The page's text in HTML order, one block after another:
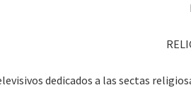
dedicados a las sectas